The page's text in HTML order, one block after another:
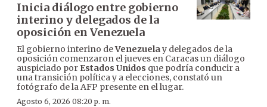
Inicia diálogo entre gobierno
interino y delegados de la
oposición en Venezuela
El gobierno interino deVenezuelay delegados de la
oposición comenzaron el jueves en Caracas un diálogo
auspiciado por Estados Unidos que podría conducir a
una transición política y a elecciones, constató un
fotógrafo de la AFP presente en el lugar.
Agosto 6, 2026 08:20 p. m.